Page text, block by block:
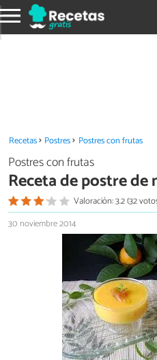
Recetas Postres Postres con frutas
Postres con frutas
Receta de postre de
Valoración: 3.2 (32
30 noviembre 2014